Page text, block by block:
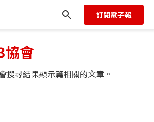
訂閱電子報
協會
搜尋結果顯示篇相關的文章。